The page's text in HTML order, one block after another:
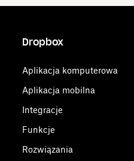
Dropbox
Aplikacja komputerowa
Aplikacja mobilna
Integracje
Funkcje
Rozwiązania